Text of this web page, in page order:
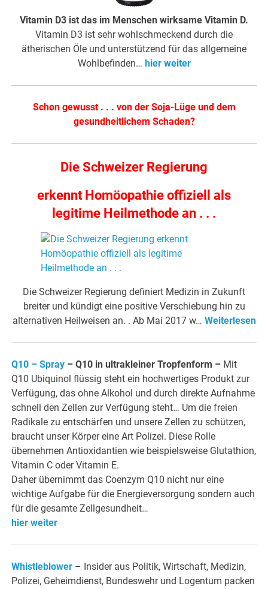
Vitamin D3 ist das im Menschen wirksame Vitamin D.
Vitamin D3 ist sehr wohlschmeckend durch die
ätherischen Öle und unterstützend für das allgemeine
Wohlbefinden… hier weiter
Schon gewusst . . . von der Soja-Lüge und dem
gesundheitlichem Schaden?
Die Schweizer Regierung
erkennt Homöopathie offiziell als
legitime Heilmethode an . . .
Die Schweizer Regierung definiert Medizin in Zukunft
breiter und kündigt eine positive Verschiebung hin zu
alternativen Heilweisen an. . Ab Mai 2017 w… Weiterlesen
Q10 – Spray – Q10 in ultrakleiner Tropfenform – Mit
Q10 Ubiquinol flüssig steht ein hochwertiges Produkt zur
Verfügung, das ohne Alkohol und durch direkte Aufnahme
schnell den Zellen zur Verfügung steht… Um die freien
Radikale zu entschärfen und unsere Zellen zu schützen,
braucht unser Körper eine Art Polizei. Diese Rolle
übernehmen Antioxidantien wie beispielsweise Glutathion,
Vitamin C oder Vitamin E.
Daher übernimmt das Coenzym Q10 nicht nur eine
wichtige Aufgabe für die Energieversorgung sondern auch
für die gesamte Zellgesundheit…
hier weiter
Whistleblower – Insider aus Politik, Wirtschaft, Medizin,
Polizei, Geheimdienst, Bundeswehr und Logentum packen